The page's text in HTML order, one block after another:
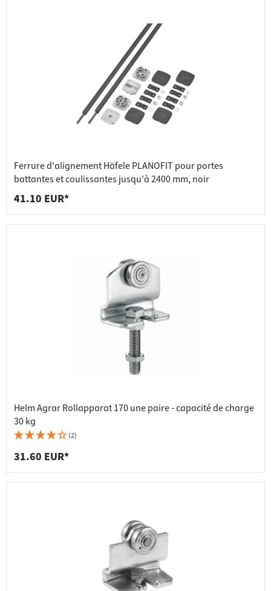
Ferrure d'alignement Häfele PLANOFIT pour portes
battantes et coulissantes jusqu'à 2400 mm, noir
41.10 EUR*
Helm Agrar Rollapparat 170 une paire - capacité de charge
30 kg
(2)
31.60 EUR*